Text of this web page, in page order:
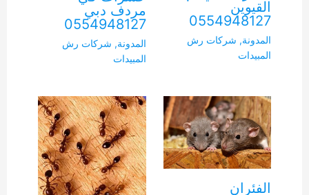
القيوين
0554948127
المدونة, شركات رش
المبيدات
مردف دبي
0554948127
المدونة, شركات رش
المبيدات
الفئران